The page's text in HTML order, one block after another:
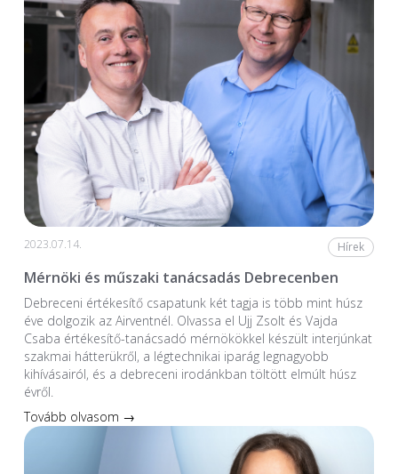
2023.07.14. Hírek
Mérnöki és műszaki tanácsadás Debrecenben
Debreceni értékesítő csapatunk két tagja is több mint húsz
éve dolgozik az Airventnél. Olvassa el Ujj Zsolt és Vajda
Csaba értékesítő-tanácsadó mérnökökkel készült interjúnkat
szakmai hátterükről, a légtechnikai iparág legnagyobb
kihívásairól, és a debreceni irodánkban töltött elmúlt húsz
évről.
Tovább olvasom →